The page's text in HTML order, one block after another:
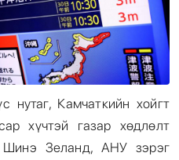
Камчаткийн хойгт
хүчтэй газар хөдлөлт
Шинэ Зеланд, АНУ зэрэг